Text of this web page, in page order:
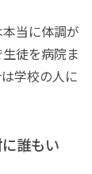
当に体調が
徒を病院ま
学校の人に
誰もい